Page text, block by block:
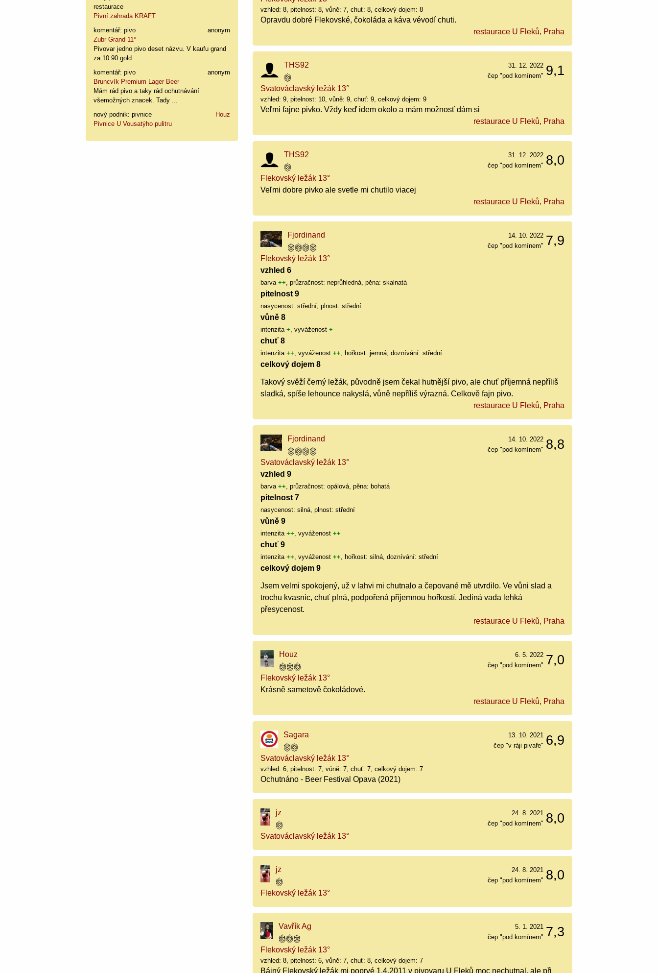
restaurace
Pivní zahrada KRAFT
komentář: pivo
anonym
Zubr Grand 11°
Pivovar jedno pivo deset názvu. V kaufu grand
za 10.90 gold ...
komentář: pivo
anonym
Bruncvík Premium Lager Beer
Mám rád pivo a taky rád ochutnávání
všemožných znacek. Tady ...
nový podnik: pivnice
Houz
Pivnice U Vousatýho pulitru
vzhled: 8, pitelnost: 8, vůně: 7, chuť: 8, celkový dojem: 8
Opravdu dobré Flekovské, čokoláda a káva vévodí chuti.
restaurace U Fleků, Praha
THS92 9,1
31. 12. 2022
čep "pod komínem"
Svatováclavský ležák 13°
vzhled: 9, pitelnost: 10, vůně: 9, chuť: 9, celkový dojem: 9
Veľmi fajne pivko. Vždy keď idem okolo a mám možnosť dám si
restaurace U Fleků, Praha
THS92 8,0
31. 12. 2022
čep "pod komínem"
Flekovský ležák 13°
Veľmi dobre pivko ale svetle mi chutilo viacej
restaurace U Fleků, Praha
Fjordinand 7,9
14. 10. 2022
čep "pod komínem"
Flekovský ležák 13°
vzhled 6
barva++, průzračnost: neprůhledná, pěna: skalnatá
pitelnost 9
nasycenost: střední, plnost: střední
vůně 8
intenzita+, vyváženost+
chuť 8
intenzita++, vyváženost++, hořkost: jemná, doznívání: střední
celkový dojem 8
Takový svěží černý ležák, původně jsem čekal hutnější pivo, ale chuť příjemná nepříliš
sladká, spíše lehounce nakyslá, vůně nepříliš výrazná. Celkově fajn pivo.
restaurace U Fleků, Praha
Fjordinand 8,8
14. 10. 2022
čep "pod komínem"
Svatováclavský ležák 13°
vzhled 9
barva++, průzračnost: opálová, pěna: bohatá
pitelnost 7
nasycenost: silná, plnost: střední
vůně 9
intenzita++, vyváženost++
chuť 9
intenzita++, vyváženost++, hořkost: silná, doznívání: střední
celkový dojem 9
Jsem velmi spokojený, už v lahvi mi chutnalo a čepované mě utvrdilo. Ve vůni slad a
trochu kvasnic, chuť plná, podpořená příjemnou hořkostí. Jediná vada lehká
přesycenost.
restaurace U Fleků, Praha
Houz 7,0
6. 5. 2022
čep "pod komínem"
Flekovský ležák 13°
Krásně sametově čokoládové.
restaurace U Fleků, Praha
Sagara 6,9
13. 10. 2021
čep "v ráji pivaře"
Svatováclavský ležák 13°
vzhled: 6, pitelnost: 7, vůně: 7, chuť: 7, celkový dojem: 7
Ochutnáno - Beer Festival Opava (2021)
jz 8,0
24. 8. 2021
čep "pod komínem"
Svatováclavský ležák 13°
jz 8,0
24. 8. 2021
čep "pod komínem"
Flekovský ležák 13°
Vavřík Ag 7,3
5. 1. 2021
čep "pod komínem"
Flekovský ležák 13°
vzhled: 8, pitelnost: 6, vůně: 7, chuť: 8, celkový dojem: 7
Bájný Flekovský ležák mi poprvé 1.4.2011 v pivovaru U Fleků moc nechutnal, ale při